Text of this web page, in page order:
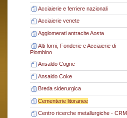
Acciaierie e ferriere nazionali
Acciaierie venete
Agglomerati antracite Aosta
Alti forni, Fonderie e Acciaierie di
Piombino
Ansaldo Cogne
Ansaldo Coke
Breda siderurgica
Cementerie litoranee
Centro ricerche metallurgiche - CRM